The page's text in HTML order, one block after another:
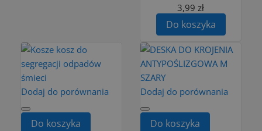
3,99 zł
Do koszyka
Dodaj do porównania
Do koszyka
Dodaj do porównania
Do koszyka